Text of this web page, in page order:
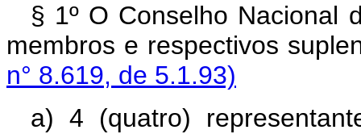
§ 1º O Conselho Nacional
membros e respectivos
n° 8.619, de 5.1.93)
a) 4 (quatro)